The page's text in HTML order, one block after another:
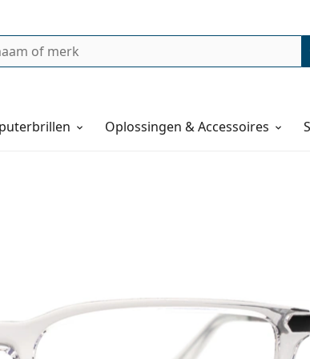
Oplossingen & Accessoires